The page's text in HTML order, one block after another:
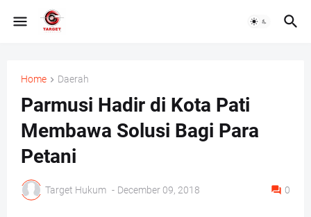
Home Daerah
Parmusi Hadir di Kota Pati
Membawa Solusi Bagi Para
Petani
Target Hukum - December 09, 2018 0